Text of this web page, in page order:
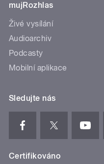
mujRozhlas
Živé vysílání
Audioarchiv
Podcasty
Mobilní aplikace
Sledujte nás
Certifikováno